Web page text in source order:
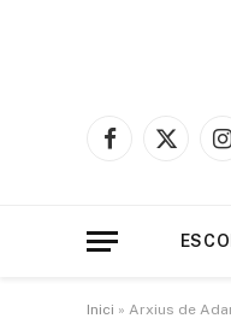
Facebook
X
Inici » Arxius de